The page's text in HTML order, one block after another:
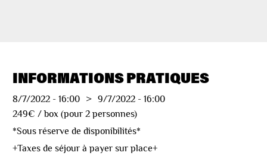
INFORMATIONS PRATIQUES
8/7/2022 -16:00 > 9/7/2022 -16:00
249€ / box (pour 2 personnes)
*Sous réserve de disponibilités*
+Taxes de séjour à payer sur place+